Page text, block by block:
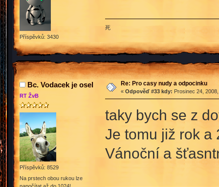
Příspěvků: 3430
死
Bc. Vodacek je osel
RT ŽvB
Příspěvků: 8529
Na prstech obou rukou lze
Re: Pro casy nudy a odpocinku
« Odpověď #33 kdy: Prosinec 24,
taky bych se z
Je tomu již rok a
Vánoční a